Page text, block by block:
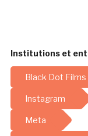
Institutions et
Black Dot Films
Instagram
Meta